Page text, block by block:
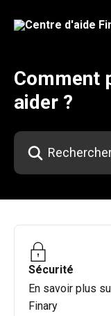
Comment
aider ?
Rechercher un
Sécurité
En savoir plus
Finary